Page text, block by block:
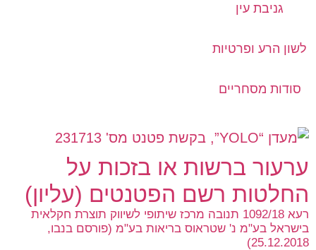
גניבת עין
לשון הרע ופרטיות
סודות מסחריים
ערעור ברשות או בזכות על
החלטות רשם הפטנטים (עליון)
רעא 1092/18 תנובה מרכז שיתופי לשיווק תוצרת חקלאית
בישראל בע"מ נ' שטראוס בריאות בע"מ (פורסם בנבו,
25.12.2018)